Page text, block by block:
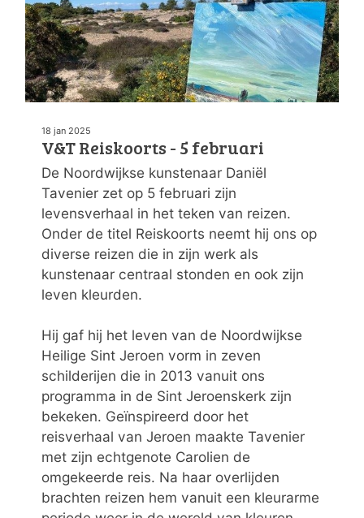
18 jan 2025
V&T Reiskoorts - 5 februari
De Noordwijkse kunstenaar Daniël
Tavenier zet op 5 februari zijn
levensverhaal in het teken van reizen.
Onder de titel Reiskoorts neemt hij ons op
diverse reizen die in zijn werk als
kunstenaar centraal stonden en ook zijn
leven kleurden.
Hij gaf hij het leven van de Noordwijkse
Heilige Sint Jeroen vorm in zeven
schilderijen die in 2013 vanuit ons
programma in de Sint Jeroenskerk zijn
bekeken. Geïnspireerd door het
reisverhaal van Jeroen maakte Tavenier
met zijn echtgenote Carolien de
omgekeerde reis. Na haar overlijden
brachten reizen hem vanuit een kleurarme